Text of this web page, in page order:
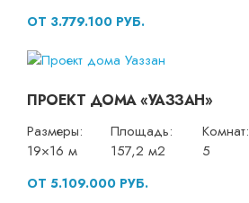
ОТ 3.779.100 РУБ.
ПРОЕКТ ДОМА «УАЗЗАН»
Размеры:
19×16 м
Площадь:
157,2 м2
Комнат:
5
ОТ 5.109.000 РУБ.